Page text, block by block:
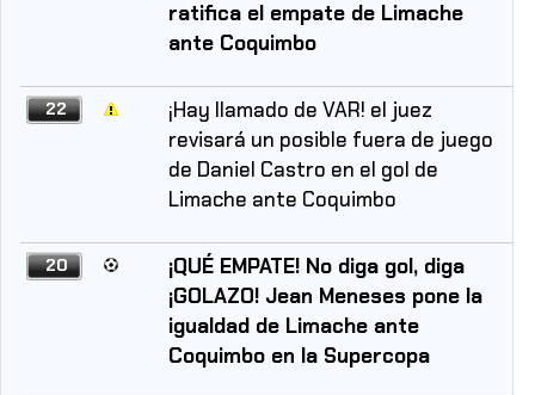
ratifica el empate de Limache
ante Coquimbo
22
¡Hay llamado de VAR! el juez
revisará un posible fuera de juego
de Daniel Castro en el gol de
Limache ante Coquimbo
20
¡QUÉ EMPATE! No diga gol, diga
¡GOLAZO! Jean Meneses pone la
igualdad de Limache ante
Coquimbo en la Supercopa